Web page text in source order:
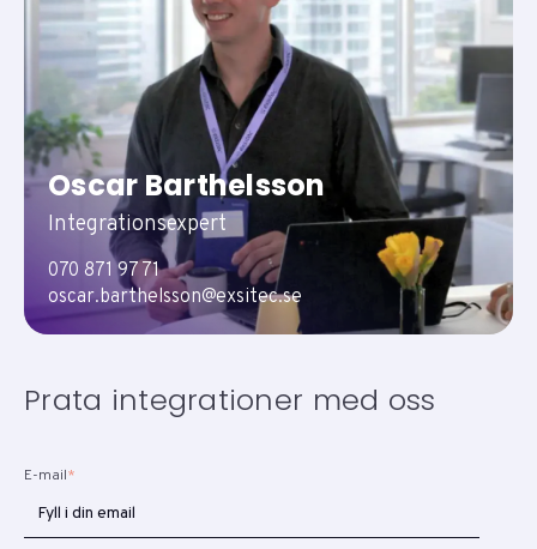
Oscar Barthelsson
Integrationsexpert
070 871 97 71
oscar.barthelsson@exsitec.se
Prata integrationer med oss
E-mail*